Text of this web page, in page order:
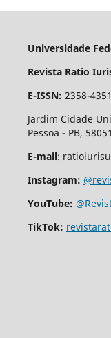
Universidade
Revista Ratio
E-ISSN: 2358-4351
Jardim Cidade
Pessoa - PB,
E-mail:
Instagram:
YouTube:
TikTok: